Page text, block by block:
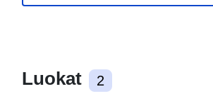
Luokat 2